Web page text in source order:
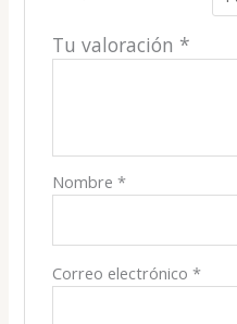
Tu valoración *
Nombre *
Correo electrónico *